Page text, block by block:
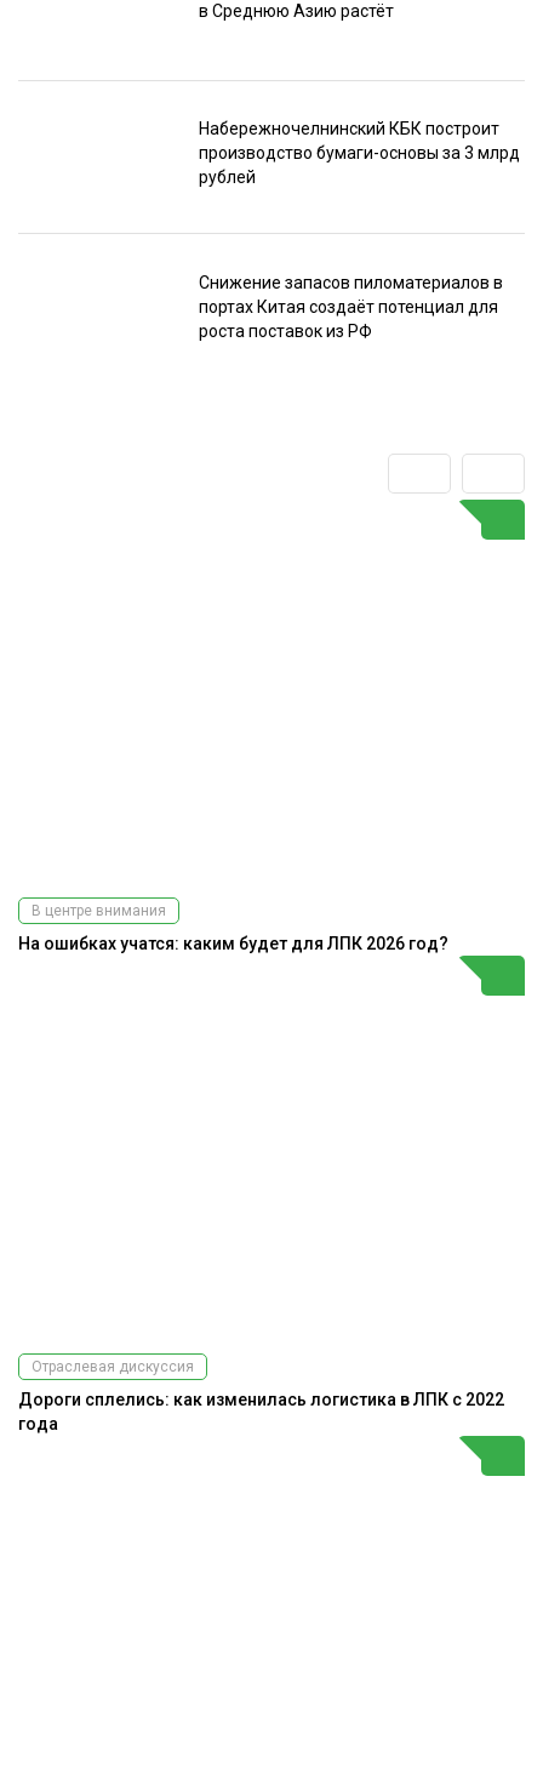
в Среднюю Азию растёт
Набережночелнинский КБК построит
производство бумаги-основы за 3 млрд
рублей
Снижение запасов пиломатериалов в
портах Китая создаёт потенциал для
роста поставок из РФ
В центре внимания
На ошибках учатся: каким будет для ЛПК 2026 год?
Отраслевая дискуссия
Дороги сплелись: как изменилась логистика в ЛПК с 2022
года